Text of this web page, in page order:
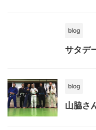
blog
サタデ
blog
山脇さ